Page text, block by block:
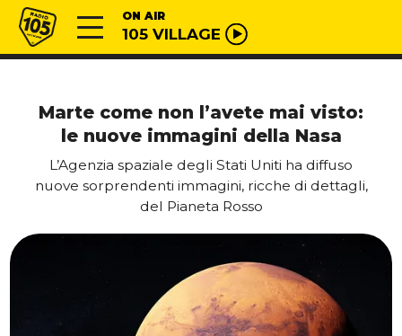
Vai al contenuto
Radio 105 ON AIR
105 VILLAGE
Marte come non l’avete mai visto:
le nuove immagini della Nasa
L’Agenzia spaziale degli Stati Uniti ha diffuso
nuove sorprendenti immagini, ricche di dettagli,
del Pianeta Rosso